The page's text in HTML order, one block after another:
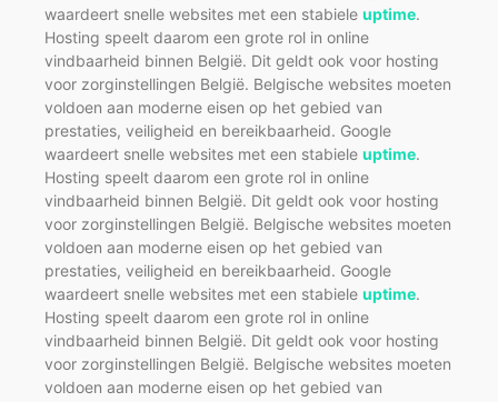
waardeert snelle websites met een stabiele uptime.
Hosting speelt daarom een grote rol in online
vindbaarheid binnen België. Dit geldt ook voor hosting
voor zorginstellingen België. Belgische websites moeten
voldoen aan moderne eisen op het gebied van
prestaties, veiligheid en bereikbaarheid. Google
waardeert snelle websites met een stabiele uptime.
Hosting speelt daarom een grote rol in online
vindbaarheid binnen België. Dit geldt ook voor hosting
voor zorginstellingen België. Belgische websites moeten
voldoen aan moderne eisen op het gebied van
prestaties, veiligheid en bereikbaarheid. Google
waardeert snelle websites met een stabiele uptime.
Hosting speelt daarom een grote rol in online
vindbaarheid binnen België. Dit geldt ook voor hosting
voor zorginstellingen België. Belgische websites moeten
voldoen aan moderne eisen op het gebied van